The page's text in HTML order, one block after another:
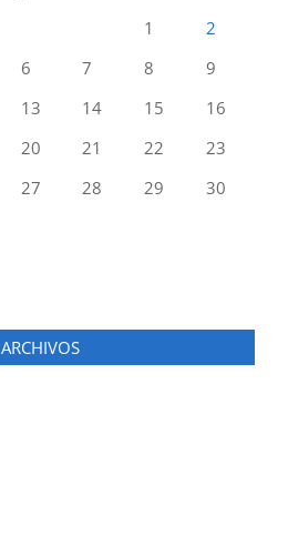
1
2
6 7 8
9
13 14 15
16
20 21 22
23
27 28 29
30
ARCHIVOS